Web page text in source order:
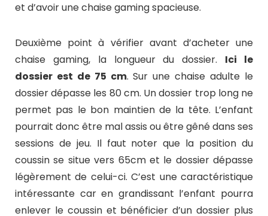
et d’avoir une chaise gaming spacieuse.
Deuxième point à vérifier avant d’acheter une
chaise gaming, la longueur du dossier. Ici le
dossier est de 75 cm. Sur une chaise adulte le
dossier dépasse les 80 cm. Un dossier trop long ne
permet pas le bon maintien de la tête. L’enfant
pourrait donc être mal assis ou être gêné dans ses
sessions de jeu. Il faut noter que la position du
coussin se situe vers 65cm et le dossier dépasse
légèrement de celui-ci. C’est une caractéristique
intéressante car en grandissant l’enfant pourra
enlever le coussin et bénéficier d’un dossier plus